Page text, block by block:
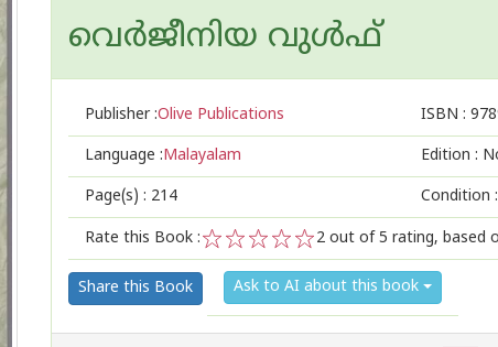
വെര്‍ജീനിയ വുള്‍ഫ്‌
Publisher :Olive Publications ISBN :
Language :Malayalam Edition :
Page(s) : 214 Condition
Rate this Book :
5
4
3
2
1
2 out of 5 rating, based
Share this Book Ask to AI about this book